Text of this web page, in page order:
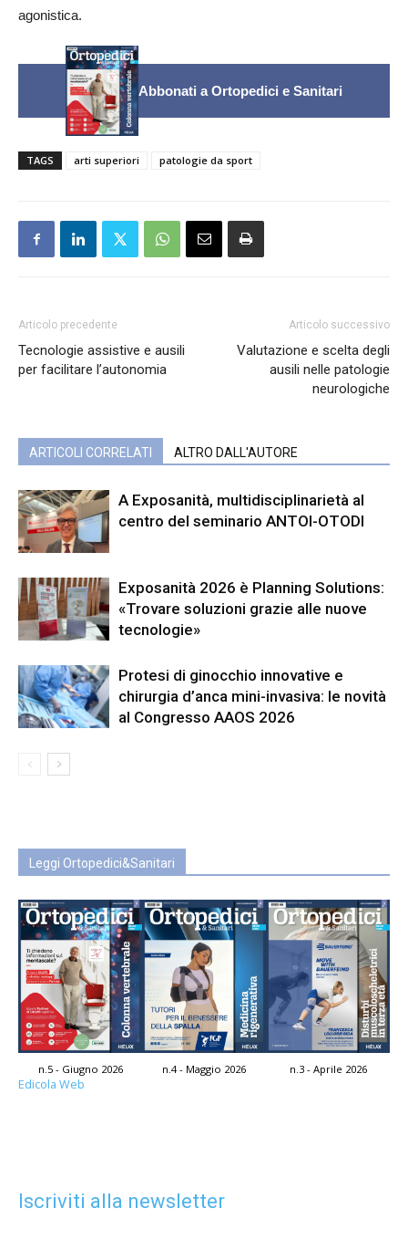
agonistica.
Abbonati a Ortopedici e Sanitari
TAGS arti superiori patologie da sport
Articolo precedente
Tecnologie assistive e ausili
per facilitare l’autonomia
Articolo successivo
Valutazione e scelta degli
ausili nelle patologie
neurologiche
ARTICOLI CORRELATI ALTRO DALL'AUTORE
A Exposanità, multidisciplinarietà al
centro del seminario ANTOI-OTODI
Exposanità 2026 è Planning Solutions:
«Trovare soluzioni grazie alle nuove
tecnologie»
Protesi di ginocchio innovative e
chirurgia d’anca mini-invasiva: le novità
al Congresso AAOS 2026
Leggi Ortopedici&Sanitari
n.5 - Giugno 2026 n.4 - Maggio 2026 n.3 - Aprile 2026
Edicola Web
Iscriviti alla newsletter